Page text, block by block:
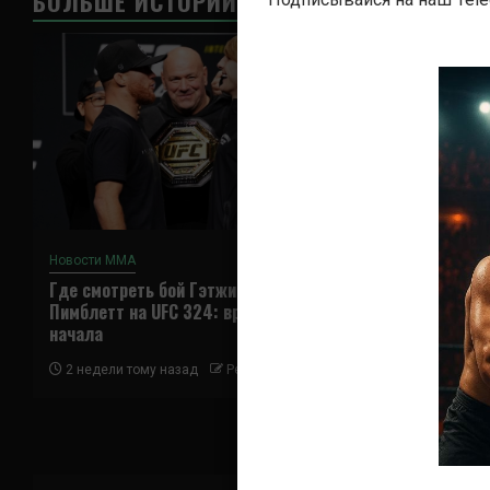
Новости ММА
Где смотреть бой Гэтжи —
Пимблетт на UFC 324: время
начала
2 недели тому назад Решит Сабитов
Новости ММА
Где
Ядонг на
2 недели тому